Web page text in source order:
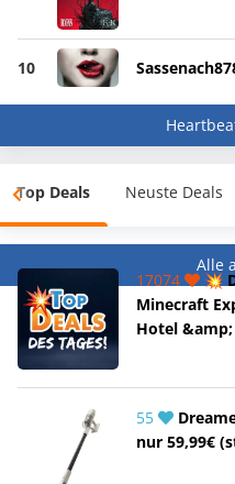
10
Top Deals Neuste Deals
Alle
17074
💥
Minecraft
Hotel
55
nur 59,99€